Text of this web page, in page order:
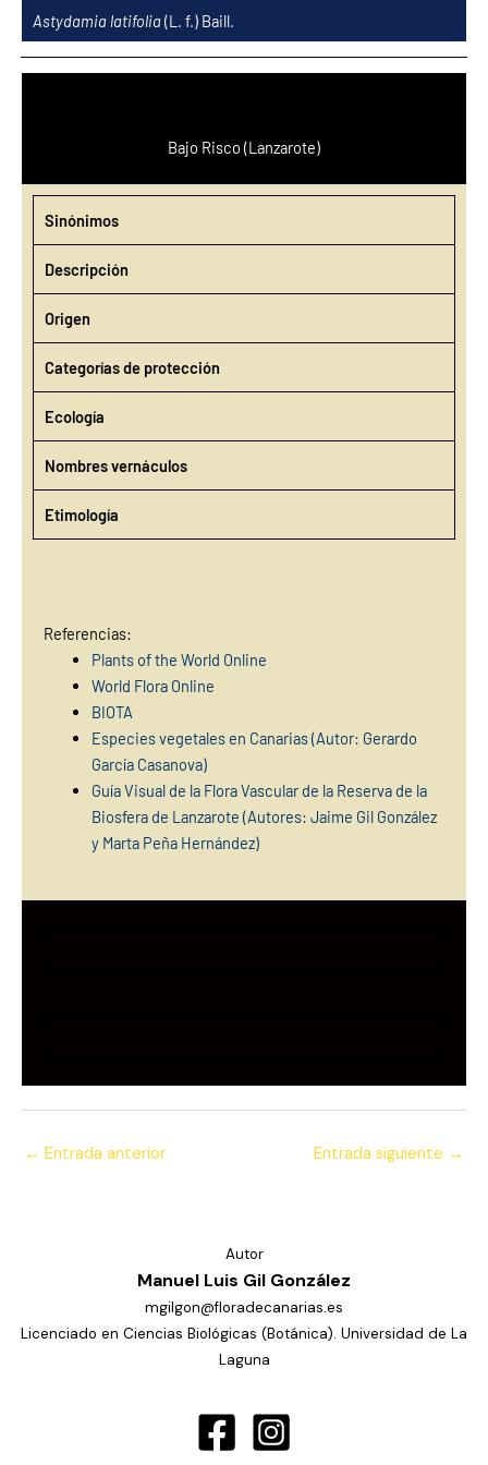
contenido
Astydamia latifolia(L. f.) Baill.
Bajo Risco (Lanzarote)
Sinónimos
Descripción
Origen
Categorías de protección
Ecología
Nombres vernáculos
Etimología
Referencias:
Plants of the World Online
World Flora Online
BIOTA
Especies vegetales en Canarias (Autor: Gerardo
García Casanova)
Guía Visual de la Flora Vascular de la Reserva de la
Biosfera de Lanzarote (Autores: Jaime Gil González
y Marta Peña Hernández)
← Entrada anterior Entrada siguiente →
Autor
Manuel Luis Gil González
mgilgon@floradecanarias.es
Licenciado en Ciencias Biológicas (Botánica). Universidad de La
Laguna